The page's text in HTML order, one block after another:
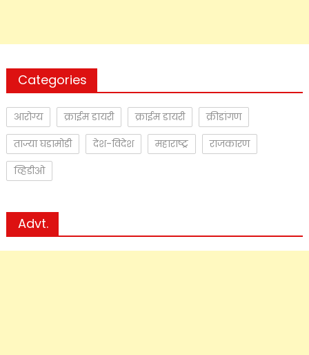
Categories
आरोग्य क्राईम डायरी क्राईम डायरी
क्रीडांगण
ताज्या घडामोडी
देश-विदेश महाराष्ट्र
राजकारण
व्हिडीओ
Advt.